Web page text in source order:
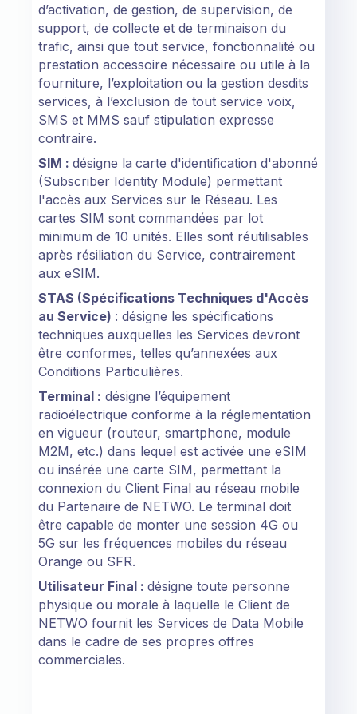
d’activation, de gestion, de supervision, de
support, de collecte et de terminaison du
trafic, ainsi que tout service, fonctionnalité ou
prestation accessoire nécessaire ou utile à la
fourniture, l’exploitation ou la gestion desdits
services, à l’exclusion de tout service voix,
SMS et MMS sauf stipulation expresse
contraire.
SIM :désigne la carte d'identification d'abonné
(Subscriber Identity Module) permettant
l'accès aux Services sur le Réseau. Les
cartes SIM sont commandées par lot
minimum de 10 unités. Elles sont réutilisables
après résiliation du Service, contrairement
aux eSIM.
STAS (Spécifications Techniques d'Accès
au Service) : désigne les spécifications
techniques auxquelles les Services devront
être conformes, telles qu’annexées aux
Conditions Particulières.
Terminal : désigne l’équipement
radioélectrique conforme à la réglementation
en vigueur (routeur, smartphone, module
M2M, etc.) dans lequel est activée une eSIM
ou insérée une carte SIM, permettant la
connexion du Client Final au réseau mobile
du Partenaire de NETWO. Le terminal doit
être capable de monter une session 4G ou
5G sur les fréquences mobiles du réseau
Orange ou SFR.
Utilisateur Final :désigne toute personne
physique ou morale à laquelle le Client de
NETWO fournit les Services de Data Mobile
dans le cadre de ses propres offres
commerciales.